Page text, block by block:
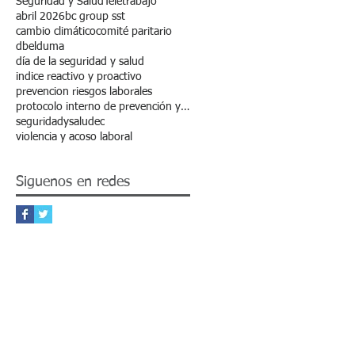
abril 2026bc group sst
cambio climáticocomité paritario
dbelduma
día de la seguridad y salud
indice reactivo y proactivo
prevencion riesgos laborales
protocolo interno de prevención y erradicación de la discriminación
seguridadysaludec
violencia y acoso laboral
Siguenos en redes